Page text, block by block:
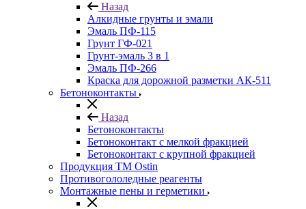
Назад
Алкидные грунты и эмали
Эмаль ПФ-115
Грунт ГФ-021
Грунт-эмаль 3 в 1
Эмаль ПФ-266
Краска для дорожной разметки АК-511
Бетоноконтакты
Назад
Бетоноконтакты
Бетоноконтакт с мелкой фракцией
Бетоноконтакт с крупной фракцией
Продукция ТМ Ostin
Противогололедные реагенты
Монтажные пены и герметики